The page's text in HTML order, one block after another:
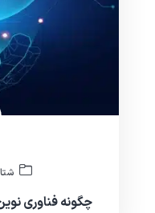
چگونه فناوری